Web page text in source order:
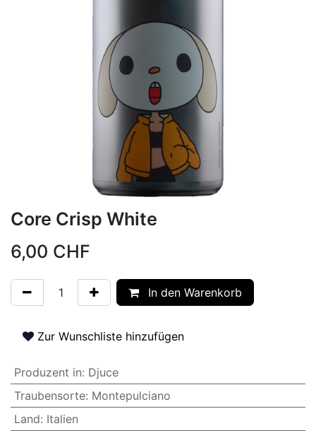
Core Crisp White
6,00 CHF
In den Warenkorb
Zur Wunschliste hinzufügen
Produzent in: Djuce
Traubensorte: Montepulciano
Land: Italien